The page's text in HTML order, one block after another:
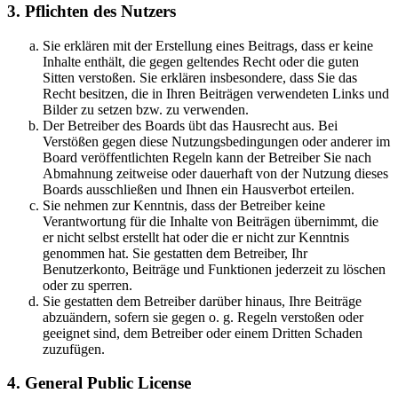
3. Pflichten des Nutzers
Sie erklären mit der Erstellung eines Beitrags, dass er keine
Inhalte enthält, die gegen geltendes Recht oder die guten
Sitten verstoßen. Sie erklären insbesondere, dass Sie das
Recht besitzen, die in Ihren Beiträgen verwendeten Links und
Bilder zu setzen bzw. zu verwenden.
Der Betreiber des Boards übt das Hausrecht aus. Bei
Verstößen gegen diese Nutzungsbedingungen oder anderer im
Board veröffentlichten Regeln kann der Betreiber Sie nach
Abmahnung zeitweise oder dauerhaft von der Nutzung dieses
Boards ausschließen und Ihnen ein Hausverbot erteilen.
Sie nehmen zur Kenntnis, dass der Betreiber keine
Verantwortung für die Inhalte von Beiträgen übernimmt, die
er nicht selbst erstellt hat oder die er nicht zur Kenntnis
genommen hat. Sie gestatten dem Betreiber, Ihr
Benutzerkonto, Beiträge und Funktionen jederzeit zu löschen
oder zu sperren.
Sie gestatten dem Betreiber darüber hinaus, Ihre Beiträge
abzuändern, sofern sie gegen o. g. Regeln verstoßen oder
geeignet sind, dem Betreiber oder einem Dritten Schaden
zuzufügen.
4. General Public License